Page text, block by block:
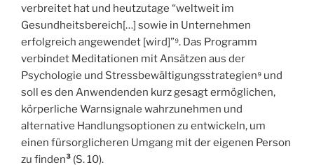
verbreitet hat und heutzutage “weltweit im
Gesundheitsbereich[…] sowie in Unternehmen
erfolgreich angewendet [wird]”⁹. Das Programm
verbindet Meditationen mit Ansätzen aus der
Psychologie und Stressbewältigungsstrategien⁹ und
soll es den Anwendenden kurz gesagt ermöglichen,
körperliche Warnsignale wahrzunehmen und
alternative Handlungsoptionen zu entwickeln, um
einen fürsorglicheren Umgang mit der eigenen Person
zu finden³ (S. 10).